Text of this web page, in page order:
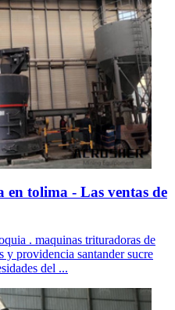
tolima - Las ventas de
. maquinas trituradoras de
y providencia santander sucre
del ...